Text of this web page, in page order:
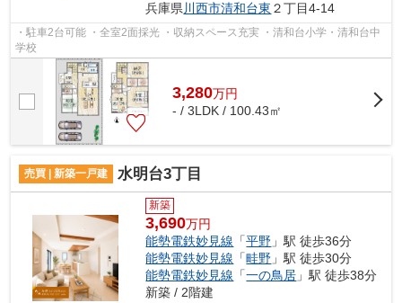
兵庫県川西市清和台東 ２丁目4-14
・駐車2台可能 ・全室2面採光 ・収納スペース充実 ・清和台小学・清和台中
学校
3,280万円
- / 3LDK / 100.43㎡
売買 | 新築一戸建 水明台3丁目
新築
3,690万円
能勢電鉄妙見線 「平野 」駅 徒歩36分
能勢電鉄妙見線 「畦野 」駅 徒歩30分
能勢電鉄妙見線 「一の鳥居 」駅 徒歩38分
新築 / 2階建